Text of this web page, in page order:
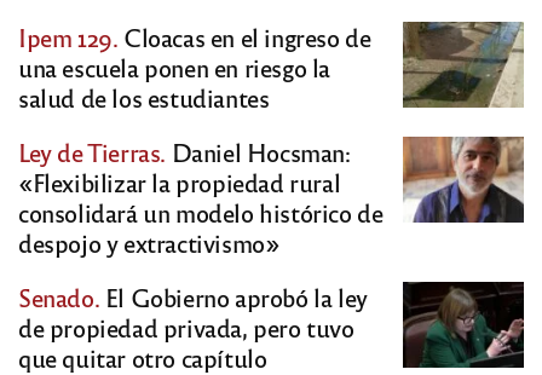
Ipem 129. Cloacas en el ingreso de
una escuela ponen en riesgo la
salud de los estudiantes
Ley de Tierras. Daniel Hocsman:
«Flexibilizar la propiedad rural
consolidará un modelo histórico de
despojo y extractivismo»
Senado. El Gobierno aprobó la ley
de propiedad privada, pero tuvo
que quitar otro capítulo